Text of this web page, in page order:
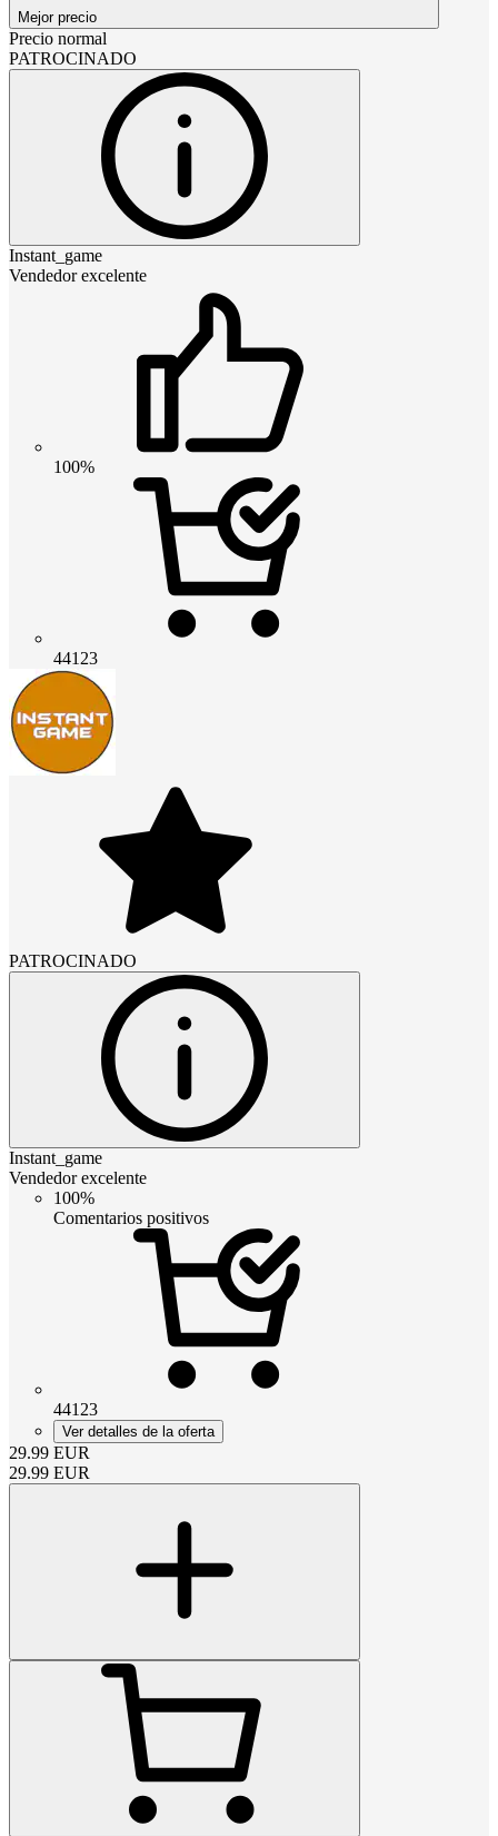
Mejor precio
Precio normal
PATROCINADO
Instant_game
Vendedor excelente
100%
44123
PATROCINADO
Instant_game
Vendedor excelente
100%
Comentarios positivos
44123
Ver detalles de la oferta
29.99 EUR
29.99 EUR